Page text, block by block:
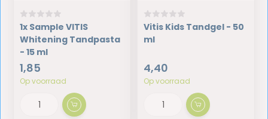
1x Sample VITIS
Whitening Tandpasta
- 15 ml
1,85
Op voorraad
Vitis Kids Tandgel - 50
ml
4,40
Op voorraad